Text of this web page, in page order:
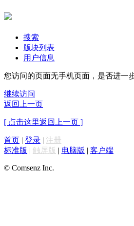
搜索
版块列表
用户信息
您访问的页面无手机页面，是否进一
继续访问
返回上一页
[ 点击这里返回上一页 ]
首页 | 登录 | 注册
标准版 | 触屏版 | 电脑版 | 客户端
© Comsenz Inc.